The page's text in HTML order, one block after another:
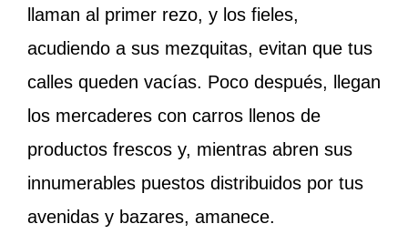
llaman al primer rezo, y los fieles,
acudiendo a sus mezquitas, evitan que tus
calles queden vacías. Poco después, llegan
los mercaderes con carros llenos de
productos frescos y, mientras abren sus
innumerables puestos distribuidos por tus
avenidas y bazares, amanece.